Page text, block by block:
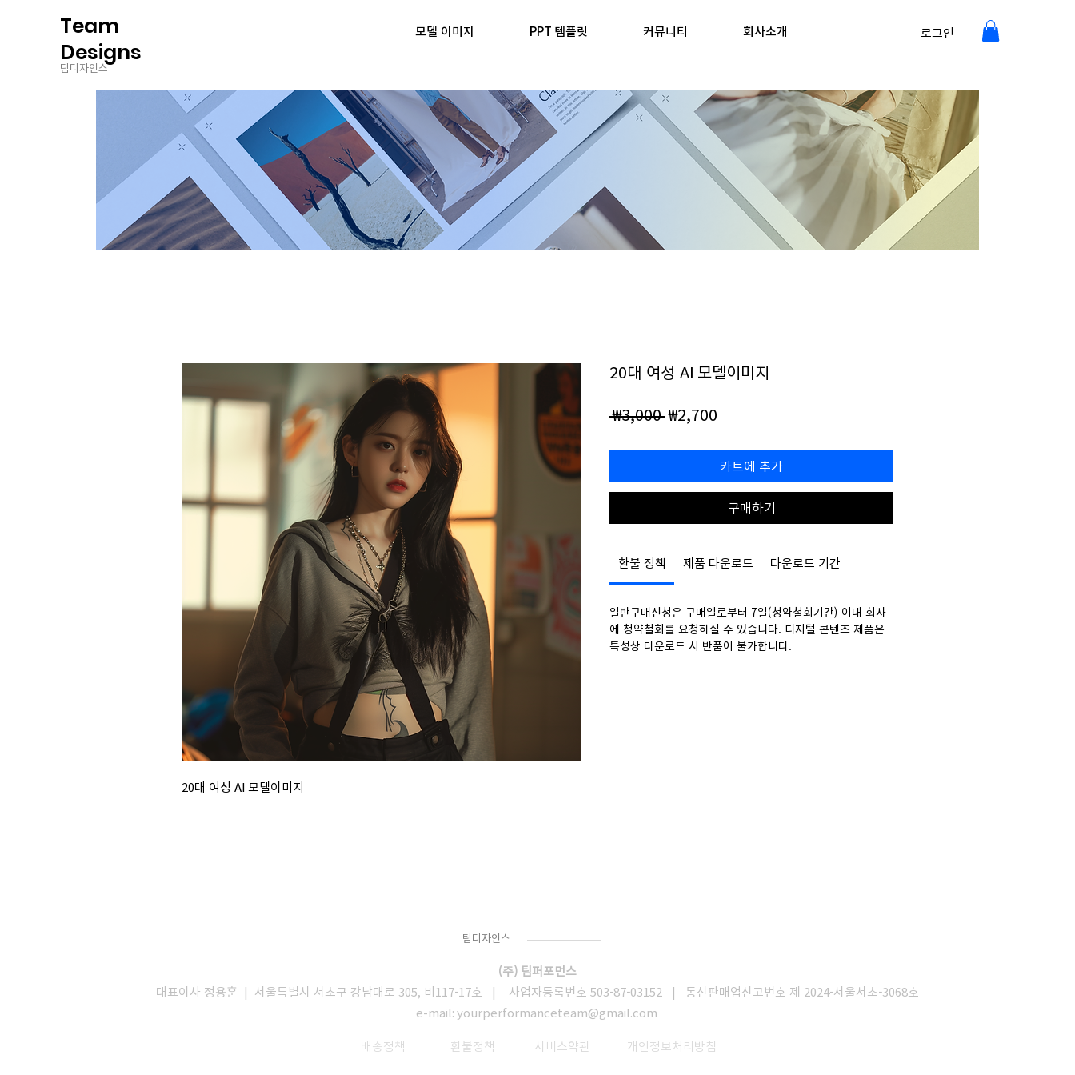
Team
Designs
팀디자인스
모델 이미지 PPT 템플릿 커뮤니티 회사소개 로그인
20대 여성 AI 모델이미지
20대 여성 AI 모델이미지
₩3,000 일
가
₩2,700
가
카트에 추가
구매하기
환불 정책 제품 다운로드 다운로드 기간
일반구매신청은 구매일로부터 7일(청약철회기간) 이내 회사
에 청약철회를 요청하실 수 있습니다. 디지털 콘텐츠 제품은
특성상 다운로드 시 반품이 불가합니다.
팀디자인스
(주) 팀퍼포먼스
대표이사 정용훈 | 서울특별시 서초구 강남대로 305, 비117-17호 | 사업자등록번호 503-87-03152 | 통신판매업신고번호 제 2024-서울서초-3068호
e-mail: yourperformanceteam@gmail.com
배송정책 환불정책 서비스약관 개인정보처리방침